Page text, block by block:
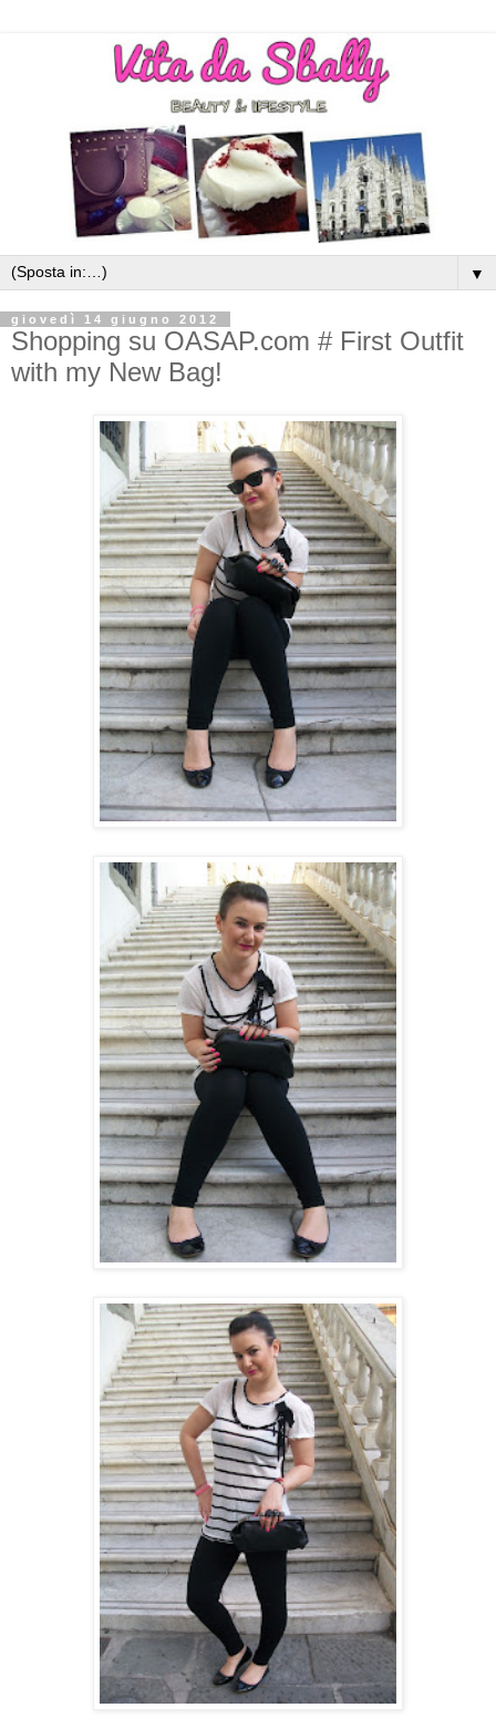
▼
giovedì 14 giugno 2012
Shopping su OASAP.com # First Outfit
with my New Bag!